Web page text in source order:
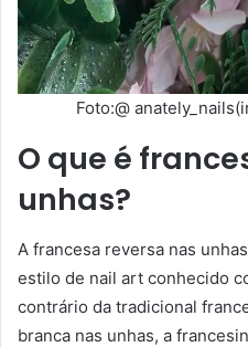
Foto:@
O que é
unhas?
A francesa reversa nas
estilo de nail art conhecido
contrário da tradicional
branca nas unhas, a